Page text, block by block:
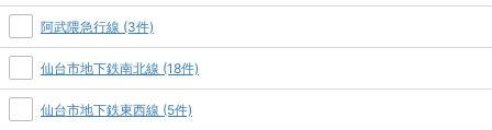
阿武隈急行線 (3件)
仙台市地下鉄南北線 (18件)
仙台市地下鉄東西線 (5件)